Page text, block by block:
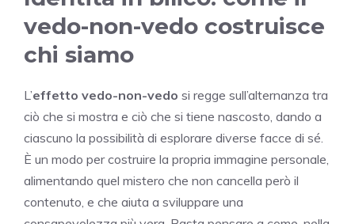
vedo-non-vedo costruisce
chi siamo
L’effetto vedo-non-vedo si regge sull’alternanza tra
ciò che si mostra e ciò che si tiene nascosto, dando a
ciascuno la possibilità di esplorare diverse facce di sé.
È un modo per costruire la propria immagine personale,
alimentando quel mistero che non cancella però il
contenuto, e che aiuta a sviluppare una